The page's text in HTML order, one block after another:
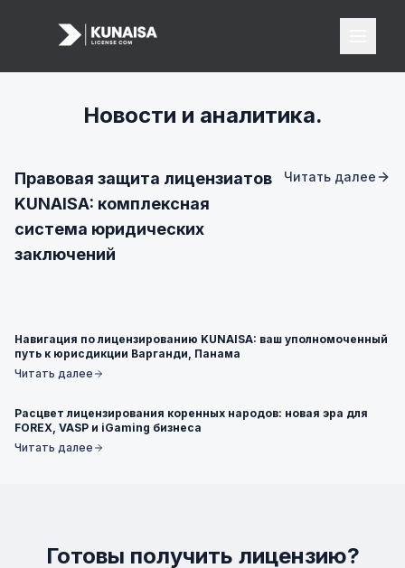
Все лицензии
Лицензия FOREX
Лицензия iGaming
Банкинг
Карточный эквайринг
Цифровые активы
Новости и аналитика.
Правовая защита лицензиатов
KUNAISA: комплексная
система юридических
заключений
Читать далее
Навигация по лицензированию KUNAISA: ваш уполномоченный
путь к юрисдикции Варганди, Панама
Читать далее
Расцвет лицензирования коренных народов: новая эра для
FOREX, VASP и iGaming бизнеса
Читать далее
Готовы получить лицензию?